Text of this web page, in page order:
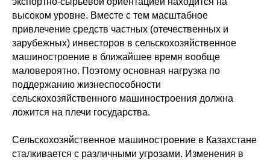
высоком уровне. Вместе с тем масштабное
привлечение средств частных (отечественных и
зарубежных) инвесторов в сельскохозяйственное
машиностроение в ближайшее время вообще
маловероятно. Поэтому основная нагрузка по
поддержанию жизнеспособности
сельскохозяйственного машиностроения должна
ложится на плечи государства.
Сельскохозяйственное машиностроение в Казахстане
сталкивается с различными угрозами. Изменения в